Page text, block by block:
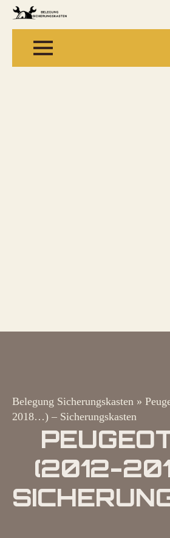
Belegung Sicherungskasten »
2018…) – Sicherungskasten
(2012-